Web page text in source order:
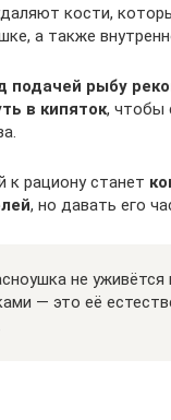
кости,
а также
подачей рыбу
в кипяток, чтобы
рациону станет
, но давать его
не уживётся
— это её